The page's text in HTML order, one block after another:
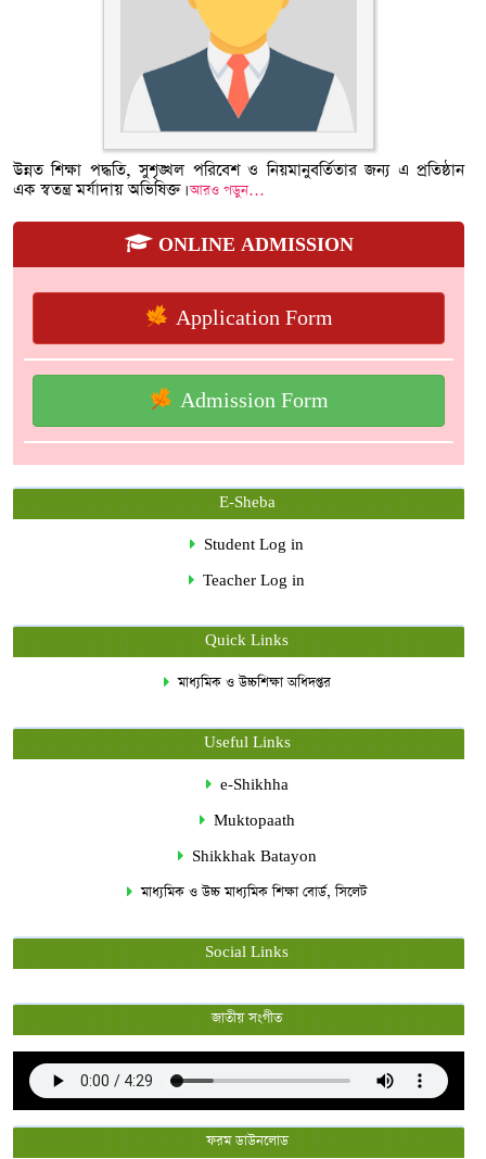
উন্নত শিক্ষা পদ্ধতি, সুশৃঙ্খল পরিবেশ ও নিয়মানুবর্তিতার জন্য এ প্রতিষ্ঠান
এক স্বতন্ত্র মর্যাদায় অভিষিক্ত।আরও পড়ুন…
ONLINE ADMISSION
Application Form
Admission Form
E-Sheba
Student Log in
Teacher Log in
Quick Links
মাধ্যমিক ও উচ্চশিক্ষা অধিদপ্তর
Useful Links
e-Shikhha
Muktopaath
Shikkhak Batayon
মাধ্যমিক ও উচ্চ মাধ্যমিক শিক্ষা বোর্ড, সিলেট
Social Links
জাতীয় সংগীত
ফরম ডাউনলোড